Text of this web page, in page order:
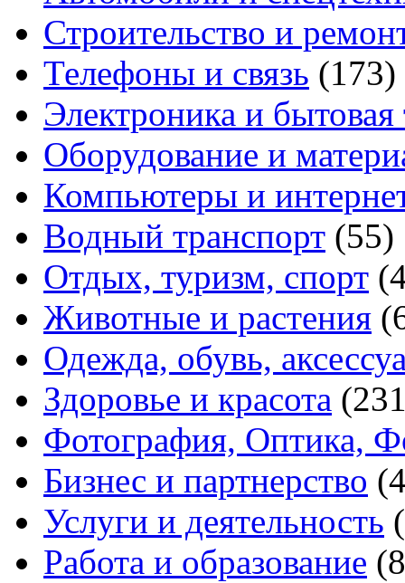
Строительство и
Телефоны и связь (173)
Электроника и бытовая
Оборудование и
Компьютеры и
Водный транспорт (55)
Отдых, туризм, спорт
Животные и растения
Одежда, обувь,
Здоровье и красота
Фотография, Оптика,
Бизнес и партнерство
Услуги и деятельность
Работа и образование